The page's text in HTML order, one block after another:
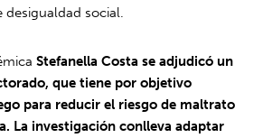
social.
Stefanella Costa se adjudicó un
que tiene por objetivo
para reducir el riesgo de maltrato
La investigación conlleva adaptar